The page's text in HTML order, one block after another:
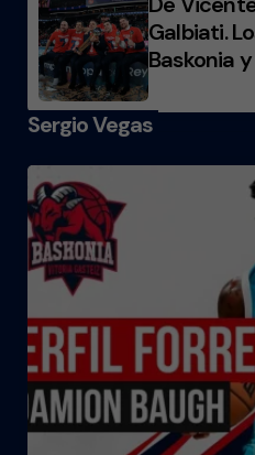
Galbiati.
Baskonia
Sergio Vegas